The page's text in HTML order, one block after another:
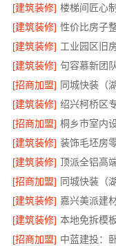
[建筑装修] 楼梯间匠心
[建筑装修]
[建筑装修]
[建筑装修] 句容慕新团
[招商加盟] 同城快装（
[建筑装修]
[招商加盟]
[建筑装修] 装饰毛坯房
[建筑装修] 顶派全铝高
[招商加盟] 同城快装（
[建筑装修]
[建筑装修]
[招商加盟] 中蓝建投：